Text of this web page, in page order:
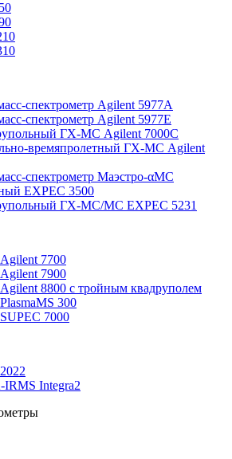
спектрометр Agilent 5977А
спектрометр Agilent 5977E
ГХ-МС Agilent 7000C
времяпролетный ГХ-МС Agilent
спектрометр Маэстро-αМС
EXPEC 3500
ГХ-МС/МС EXPEC 5231
7700
7900
8800 с тройным квадруполем
300
7000
IRMS Integra2